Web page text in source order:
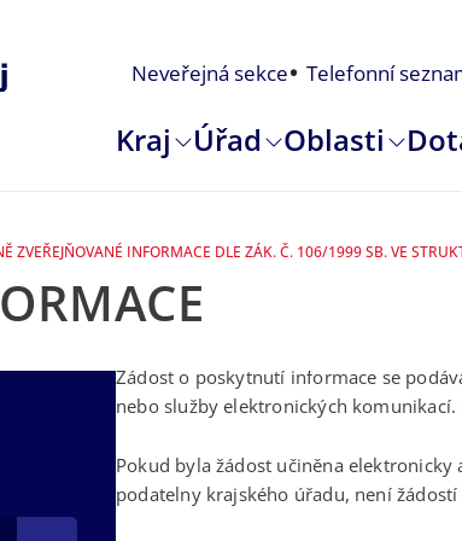
Neveřejná sekce Telefonní
Kraj Úřad Oblasti
ZVEŘEJŇOVANÉ INFORMACE DLE ZÁK. Č. 106/1999 SB. VE
Žádost o poskytnutí informace se
nebo služby elektronických
Pokud byla žádost učiněna
podatelny krajského úřadu, není